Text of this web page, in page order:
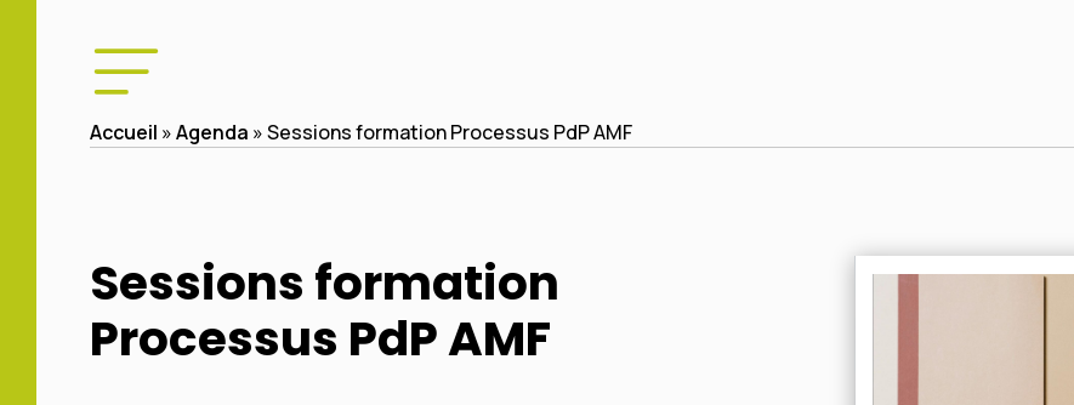
Accueil »Agenda »Sessions formation Processus PdP AMF
Sessions formation
Processus PdP AMF